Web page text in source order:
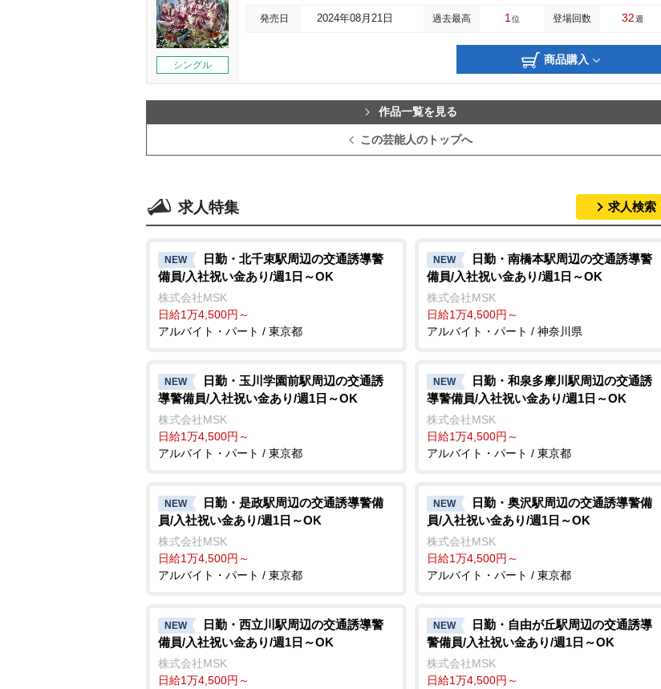
シングル
発売日 2024年08月21日 過去最高 1 位 登場回数 32週
商品購入
作品一覧を見る
この芸能人のトップへ
求人特集 求人検索
NEW
日勤・北千束駅周辺の交通誘導警
備員/入社祝い金あり/週1日～OK
株式会社MSK
日給1万4,500円～
アルバイト・パート / 東京都
NEW
日勤・南橋本駅周辺の交通誘導警
備員/入社祝い金あり/週1日～OK
株式会社MSK
日給1万4,500円～
アルバイト・パート / 神奈川県
NEW
日勤・玉川学園前駅周辺の交通誘
導警備員/入社祝い金あり/週1日～OK
株式会社MSK
日給1万4,500円～
アルバイト・パート / 東京都
NEW
日勤・和泉多摩川駅周辺の交通誘
導警備員/入社祝い金あり/週1日～OK
株式会社MSK
日給1万4,500円～
アルバイト・パート / 東京都
NEW
日勤・是政駅周辺の交通誘導警備
員/入社祝い金あり/週1日～OK
株式会社MSK
日給1万4,500円～
アルバイト・パート / 東京都
NEW
日勤・奥沢駅周辺の交通誘導警備
員/入社祝い金あり/週1日～OK
株式会社MSK
日給1万4,500円～
アルバイト・パート / 東京都
NEW
日勤・西立川駅周辺の交通誘導警
備員/入社祝い金あり/週1日～OK
株式会社MSK
日給1万4,500円～
NEW
日勤・自由が丘駅周辺の交通誘導
警備員/入社祝い金あり/週1日～OK
株式会社MSK
日給1万4,500円～